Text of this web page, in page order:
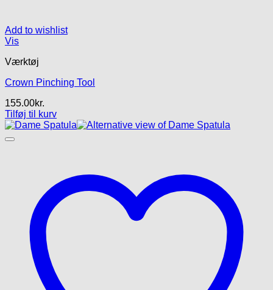
Add to wishlist
Vis
Værktøj
Crown Pinching Tool
155.00kr.
Tilføj til kurv